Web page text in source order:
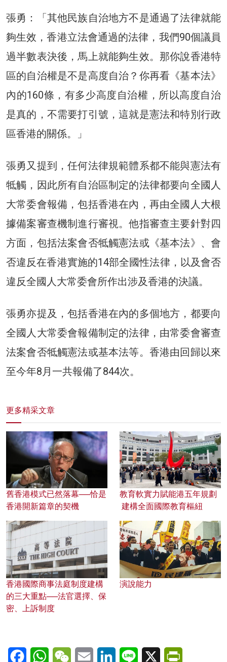
張勇：「其他民族自治地方不是通過了法律就能
夠生效，香港立法會通過的法律，我們90個議員
過半數表決後，馬上就能夠生效。那你說香港特
區的自治權是不是高度自治？你再看《基本法》
內的160條，有多少高度自治權，所以高度自治
是真的，不需要打引號，這就是憲法和特別行政
區香港的關係。」
張勇又提到，任何法律規範體系都不能與憲法有
牴觸，因此所有自治區制定的法律都要向全國人
大常委會報備，包括香港在內，再由全國人大根
據備案審查機制進行審視。他指審查主要針對四
方面，包括法案會否牴觸憲法或《基本法》、會
否違反在香港實施的14部全國性法律，以及會否
違反全國人大常委會所作出涉及香港的決議。
張勇亦提及，包括香港在內的多個地方，都要向
全國人大常委會報備制定的法律，由常委會審查
法案會否牴觸憲法或基本法等。香港由回歸以來
至今年8月一共報備了844次。
更多精采文章
舊香港模式已然落幕──恰是
香港開新篇章的契機
教育軟實力賦能港五年規劃
建構全面國際教育樞紐
香港國際商事法庭制度建構
的三大重點──法官選擇、保
密、上訴制度
演說能力
FacebookWhatsAppWeChatEmail LinkedInLine X